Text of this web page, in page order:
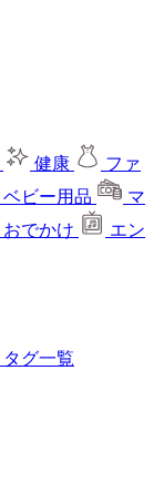
健康
ファ
ベビー用品
マ
おでかけ
エン
タグ一覧